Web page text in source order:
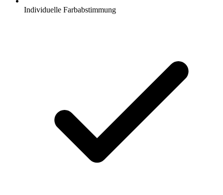
Individuelle Farbabstimmung